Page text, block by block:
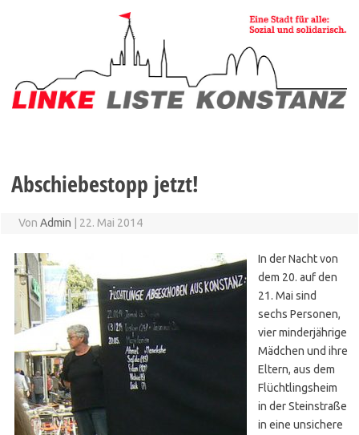
Abschiebestopp jetzt!
Von Admin 22. Mai 2014
In der Nacht von
dem 20. auf den
21. Mai sind
sechs Personen,
vier minderjährige
Mädchen und ihre
Eltern, aus dem
Flüchtlingsheim
in der Steinstraße
in eine unsichere